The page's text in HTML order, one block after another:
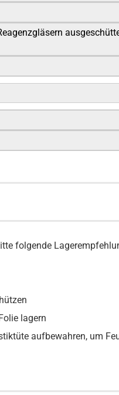
folgende
lagern
aufbewahren, um